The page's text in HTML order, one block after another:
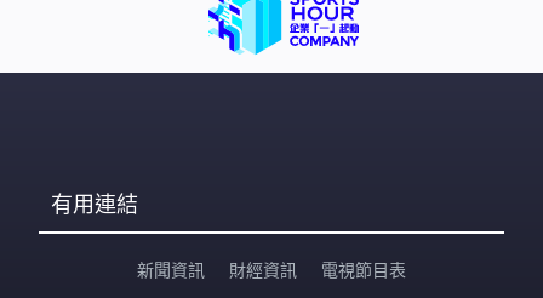
有用連結
新聞資訊 財經資訊 電視節目表